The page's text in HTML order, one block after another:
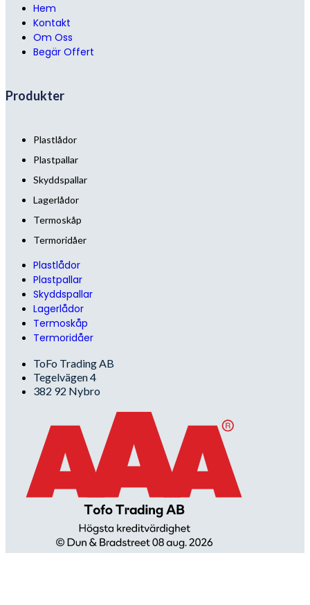
Hem
Kontakt
Om Oss
Begär Offert
Produkter
Plastlådor
Plastpallar
Skyddspallar
Lagerlådor
Termoskåp
Termoridåer
Plastlådor
Plastpallar
Skyddspallar
Lagerlådor
Termoskåp
Termoridåer
ToFo Trading AB
Tegelvägen 4
382 92 Nybro